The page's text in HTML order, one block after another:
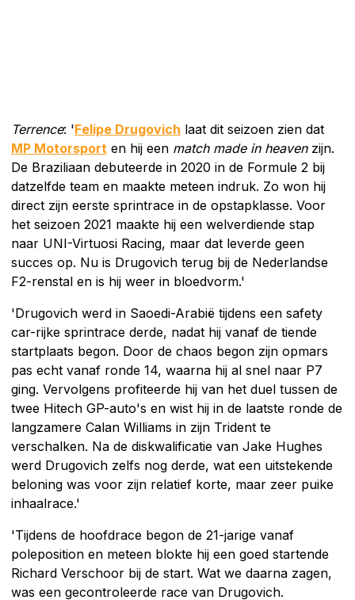
Terrence: 'Felipe Drugovich laat dit seizoen zien dat
MP Motorsport en hij een match made in heavenzijn.
De Braziliaan debuteerde in 2020 in de Formule 2 bij
datzelfde team en maakte meteen indruk. Zo won hij
direct zijn eerste sprintrace in de opstapklasse. Voor
het seizoen 2021 maakte hij een welverdiende stap
naar UNI-Virtuosi Racing, maar dat leverde geen
succes op. Nu is Drugovich terug bij de Nederlandse
F2-renstal en is hij weer in bloedvorm.'
'Drugovich werd in Saoedi-Arabië tijdens een safety
car-rijke sprintrace derde, nadat hij vanaf de tiende
startplaats begon. Door de chaos begon zijn opmars
pas echt vanaf ronde 14, waarna hij al snel naar P7
ging. Vervolgens profiteerde hij van het duel tussen de
twee Hitech GP-auto's en wist hij in de laatste ronde de
langzamere Calan Williams in zijn Trident te
verschalken. Na de diskwalificatie van Jake Hughes
werd Drugovich zelfs nog derde, wat een uitstekende
beloning was voor zijn relatief korte, maar zeer puike
inhaalrace.'
'Tijdens de hoofdrace begon de 21-jarige vanaf
poleposition en meteen blokte hij een goed startende
Richard Verschoor bij de start. Wat we daarna zagen,
was een gecontroleerde race van Drugovich.